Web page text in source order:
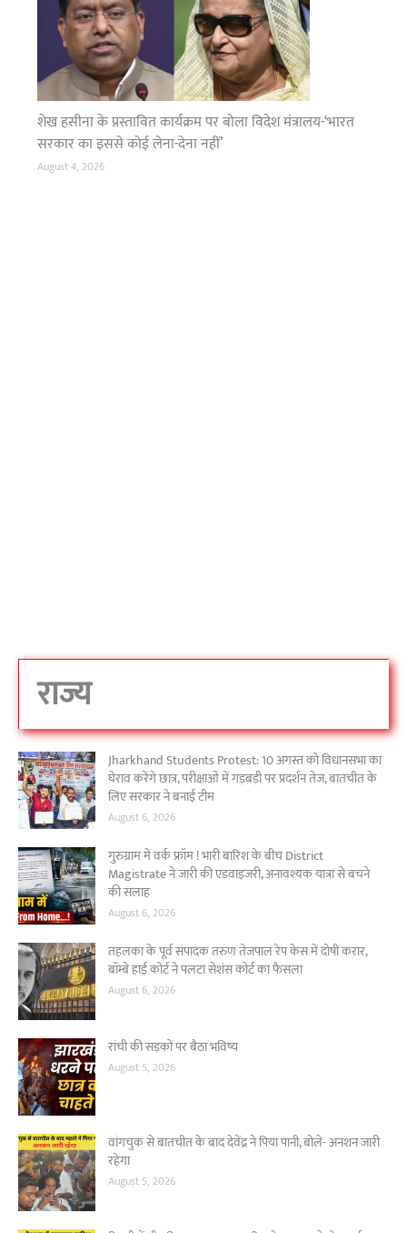
शेख हसीना के प्रस्तावित कार्यक्रम पर बोला विदेश मंत्रालय-‘भारत
सरकार का इससे कोई लेना-देना नहीं’
August 4, 2026
राज्य
Jharkhand Students Protest: 10 अगस्त को विधानसभा का
घेराव करेंगे छात्र, परीक्षाओं में गड़बड़ी पर प्रदर्शन तेज, बातचीत के
लिए सरकार ने बनाई टीम
August 6, 2026
गुरुग्राम में वर्क फ्रॉम ! भारी बारिश के बीच District
Magistrate ने जारी की एडवाइजरी, अनावश्यक यात्रा से बचने
की सलाह
August 6, 2026
तहलका के पूर्व संपादक तरुण तेजपाल रेप केस में दोषी करार,
बॉम्बे हाई कोर्ट ने पलटा सेशंस कोर्ट का फैसला
August 6, 2026
रांची की सड़कों पर बैठा भविष्य
August 5, 2026
वांगचुक से बातचीत के बाद देवेंद्र ने पिया पानी, बोले- अनशन जारी
रहेगा
August 5, 2026